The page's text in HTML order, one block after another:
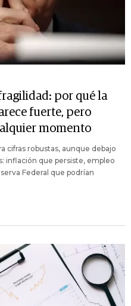
por qué la
fuerte, pero
momento
cifras robustas, aunque debajo
inflación que persiste, empleo
Federal que podrían